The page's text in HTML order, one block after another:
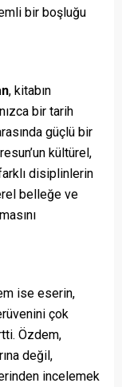
bir boşluğu
, kitabın
bir tarih
güçlü bir
kültürel,
disiplinlerin
belleğe ve
ise eserin,
çok
Özdem,
değil,
incelemek